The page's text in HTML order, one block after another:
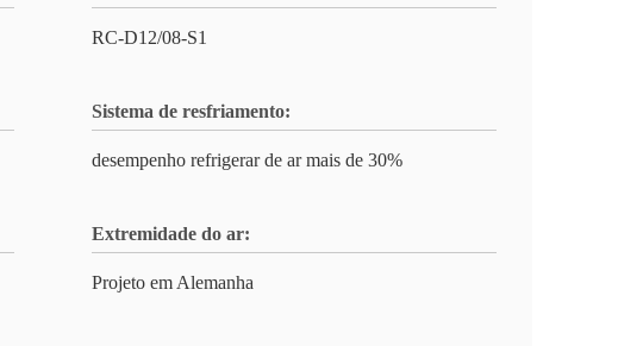
RC-D12/08-S1
Sistema de resfriamento:
desempenho refrigerar de ar mais de 30%
Extremidade do ar:
Projeto em Alemanha